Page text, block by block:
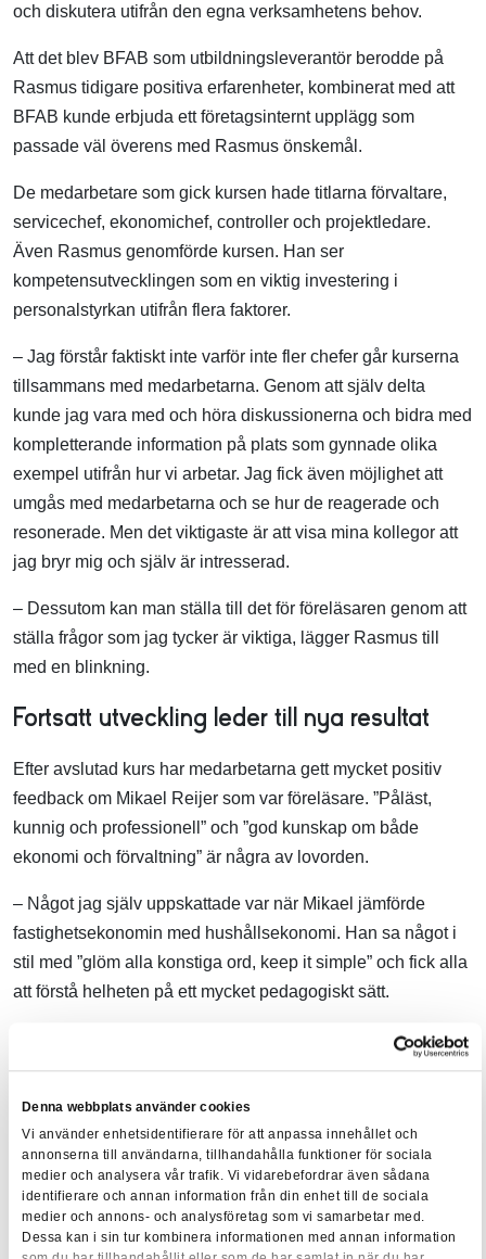
Denna webbplats använder cookies
Vi använder enhetsidentifierare för att anpassa innehållet och
annonserna till användarna, tillhandahålla funktioner för sociala
medier och analysera vår trafik. Vi vidarebefordrar även sådana
identifierare och annan information från din enhet till de sociala
medier och annons- och analysföretag som vi samarbetar med.
Dessa kan i sin tur kombinera informationen med annan information
och diskutera utifrån den egna verksamhetens behov.
Att det blev BFAB som utbildningsleverantör berodde på
Rasmus tidigare positiva erfarenheter, kombinerat med att
BFAB kunde erbjuda ett företagsinternt upplägg som
passade väl överens med Rasmus önskemål.
De medarbetare som gick kursen hade titlarna förvaltare,
servicechef, ekonomichef, controller och projektledare.
Även Rasmus genomförde kursen. Han ser
kompetensutvecklingen som en viktig investering i
personalstyrkan utifrån flera faktorer.
– Jag förstår faktiskt inte varför inte fler chefer går kurserna
tillsammans med medarbetarna. Genom att själv delta
kunde jag vara med och höra diskussionerna och bidra med
kompletterande information på plats som gynnade olika
exempel utifrån hur vi arbetar. Jag fick även möjlighet att
umgås med medarbetarna och se hur de reagerade och
resonerade. Men det viktigaste är att visa mina kollegor att
jag bryr mig och själv är intresserad.
– Dessutom kan man ställa till det för föreläsaren genom att
ställa frågor som jag tycker är viktiga, lägger Rasmus till
med en blinkning.
Fortsatt utveckling leder till nya resultat
Efter avslutad kurs har medarbetarna gett mycket positiv
feedback om Mikael Reijer som var föreläsare. ”Påläst,
kunnig och professionell” och ”god kunskap om både
ekonomi och förvaltning” är några av lovorden.
– Något jag själv uppskattade var när Mikael jämförde
fastighetsekonomin med hushållsekonomi. Han sa något i
stil med ”glöm alla konstiga ord, keep it simple” och fick alla
att förstå helheten på ett mycket pedagogiskt sätt.
Rasmus märkte snabbt att kursen gett ökad ekonomisk
förståelse i jobbvardagen. De har även investerat i
administrationen.
– Vi pratar mer om driftnetto på fastighetsnivå och arbetar
även ännu mer aktivt för att styra om så att man kan titta på
varje fastighet unikt vad gäller kostnader, intäkter och